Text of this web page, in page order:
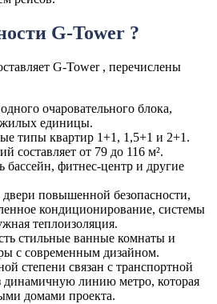
G-Tower ?
G-Tower , перечислены
очаровательного блока,
единицы.
типы квартир 1+1, 1,5+1 и 2+1.
составляет от 79 до 116 м².
бассейн, фитнес-центр и другие
повышенной безопасности,
кондиционирование, системы
теплоизоляция.
стильные ванные комнаты и
с современным дизайном.
степени связан с транспортной
динамичную линию метро, которая
домами проекта.